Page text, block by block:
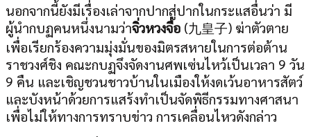
นอกจากนี้ยังมีเรื่องเล่าจากปากสู่ปากในกระแสอื่นว่า มี
ผู้นำกบฏคนหนึ่งนามว่าจิ่วหวงจื่อ (九皇子) ฆ่าตัวตาย
เพื่อเรียกร้องความมุ่งมั่นของมิตรสหายในการต่อต้าน
ราชวงศ์ชิง คณะกบฏจึงจัดงานศพเซ่นไหว้เป็นเวลา 9 วัน
9 คืน และเชิญชวนชาวบ้านในเมืองให้งดเว้นอาหารสัตว์
และบังหน้าด้วยการแสร้งทำเป็นจัดพิธีกรรมทางศาสนา
เพื่อไม่ให้ทางการทราบข่าว การเคลื่อนไหวดังกล่าว